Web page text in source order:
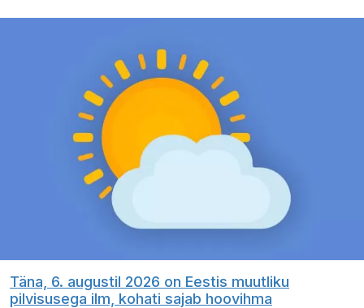
Täna, 6. augustil 2026 on Eestis muutliku
pilvisusega ilm, kohati sajab hoovihma